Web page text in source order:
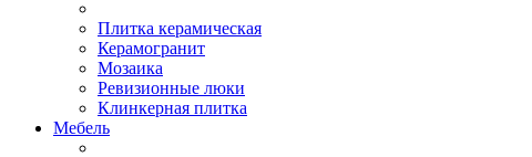
Плитка керамическая
Керамогранит
Мозаика
Ревизионные люки
Клинкерная плитка
Мебель